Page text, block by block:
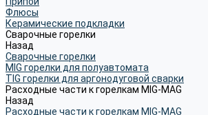
Флюсы
Керамические подкладки
Сварочные горелки
Назад
Сварочные горелки
MIG горелки для полуавтомата
TIG горелки для аргонодуговой сварки
Расходные части к горелкам MIG-MAG
Назад
Расходные части к горелкам MIG-MAG